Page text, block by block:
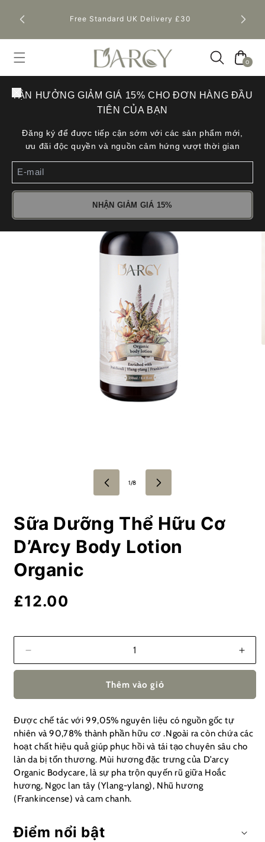
Free Standard UK Delivery £30 Đăng
Giỏ
hàng
0
Close
TẬN HƯỞNG GIẢM GIÁ 15% CHO ĐƠN HÀNG ĐẦU
TIÊN CỦA BẠN
Đăng ký để được tiếp cận sớm với các sản phẩm mới,
ưu đãi độc quyền và nguồn cảm hứng vượt thời gian
NHẬN GIẢM GIÁ 15%
1/of
8
Sữa Dưỡng Thể Hữu Cơ
D’Arcy Body Lotion
Organic
£12.00
Thêm vào giỏ
Được chế tác với 99,05% nguyên liệu có nguồn gốc tự
nhiên và 90,78% thành phần hữu cơ .Ngoài ra còn chứa các
hoạt chất hiệu quả giúp phục hồi và tái tạo chuyên sâu cho
làn da bị tổn thương. Mùi hương đặc trưng của D’arcy
Organic Bodycare, là sự pha trộn quyến rũ giữa Hoắc
hương, Ngọc lan tây (Ylang-ylang), Nhũ hương
(Frankincense) và cam chanh.
Điểm nổi bật